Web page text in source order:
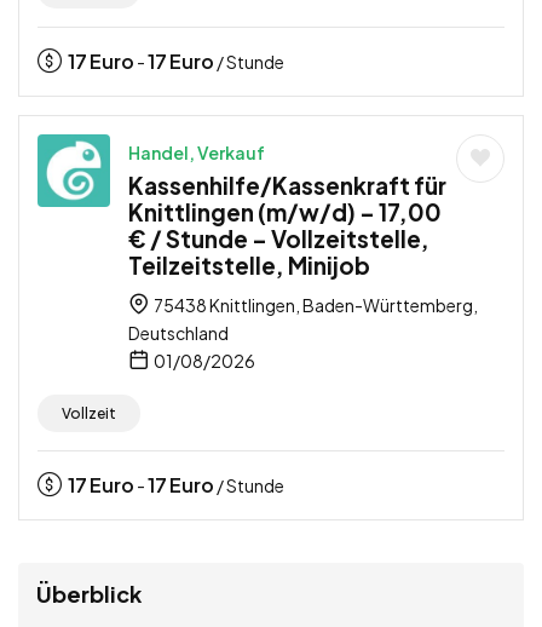
17Euro -17Euro / Stunde
Handel, Verkauf
Kassenhilfe/Kassenkraft für
Knittlingen (m/w/d) – 17,00
€ / Stunde – Vollzeitstelle,
Teilzeitstelle, Minijob
75438 Knittlingen, Baden-Württemberg,
Deutschland
01/08/2026
Vollzeit
17Euro -17Euro / Stunde
Überblick